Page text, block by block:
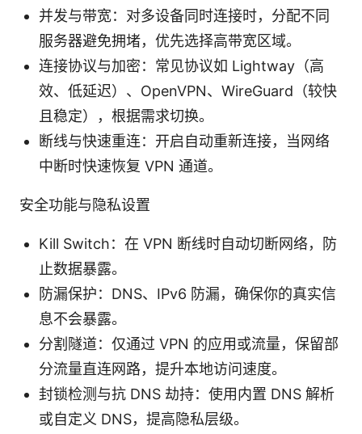
并发与带宽：对多设备同时连接时，分配不同
服务器避免拥堵，优先选择高带宽区域。
连接协议与加密：常见协议如 Lightway（高
效、低延迟）、OpenVPN、WireGuard（较快
且稳定），根据需求切换。
断线与快速重连：开启自动重新连接，当网络
中断时快速恢复 VPN 通道。
安全功能与隐私设置
Kill Switch：在 VPN 断线时自动切断网络，防
止数据暴露。
防漏保护：DNS、IPv6 防漏，确保你的真实信
息不会暴露。
分割隧道：仅通过 VPN 的应用或流量，保留部
分流量直连网路，提升本地访问速度。
封锁检测与抗 DNS 劫持：使用内置 DNS 解析
或自定义 DNS，提高隐私层级。